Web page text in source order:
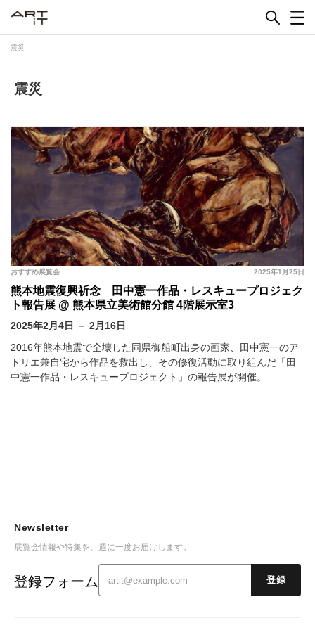
震災
震災
2025年1月25日
おすすめ展覧会
熊本地震復興祈念 田中憲一作品・レスキュープロジェク
ト報告展 @ 熊本県立美術館分館 4階展示室3
2025年2月4日 － 2月16日
2016年熊本地震で全壊した同県御船町出身の画家、田中憲一のア
トリエ兼自宅から作品を救出し、その修復活動に取り組んだ「田
中憲一作品・レスキュープロジェクト」の報告展が開催。
Newsletter
展覧会情報や特集を、週に一度お届けします。
登録フォーム 登録